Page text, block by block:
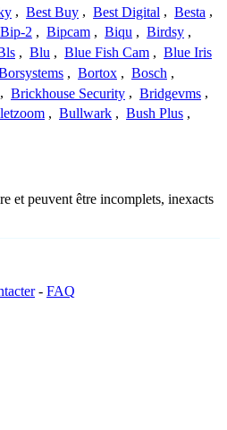
, Best Buy , Best Digital , Besta ,
Bip-2 , Bipcam , Biqu , Birdsy ,
, Blu , Blue Fish Cam , Blue Iris
, Bortox , Bosch ,
, Brickhouse Security , Bridgevms ,
, Bullwark , Bush Plus ,
et peuvent être incomplets, inexacts
- FAQ